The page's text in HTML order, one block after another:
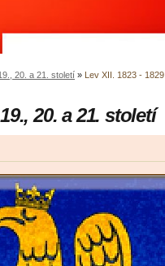
20. a 21. století » Lev XII. 1823 - 1829
20. a 21. století